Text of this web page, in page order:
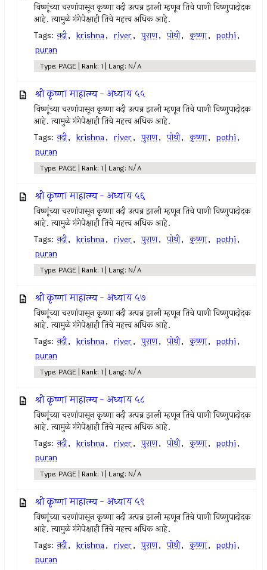
विष्णूंच्या चरणांपासून कृष्णा नदी उत्पन्न झाली म्हणून तिचे पाणी विष्णुपादोदक
आहे. त्यामुळे गंगेपेक्षाही तिचे महत्त्व अधिक आहे.
Tags: नदी, krishna, river, पुराण, पोथी, कृष्णा, pothi,
puran
Type: PAGE | Rank: 1 | Lang: N/A
श्री कृष्णा माहात्म्य - अध्याय ५५
विष्णूंच्या चरणांपासून कृष्णा नदी उत्पन्न झाली म्हणून तिचे पाणी विष्णुपादोदक
आहे. त्यामुळे गंगेपेक्षाही तिचे महत्त्व अधिक आहे.
Tags: नदी, krishna, river, पुराण, पोथी, कृष्णा, pothi,
puran
Type: PAGE | Rank: 1 | Lang: N/A
श्री कृष्णा माहात्म्य - अध्याय ५६
विष्णूंच्या चरणांपासून कृष्णा नदी उत्पन्न झाली म्हणून तिचे पाणी विष्णुपादोदक
आहे. त्यामुळे गंगेपेक्षाही तिचे महत्त्व अधिक आहे.
Tags: नदी, krishna, river, पुराण, पोथी, कृष्णा, pothi,
puran
Type: PAGE | Rank: 1 | Lang: N/A
श्री कृष्णा माहात्म्य - अध्याय ५७
विष्णूंच्या चरणांपासून कृष्णा नदी उत्पन्न झाली म्हणून तिचे पाणी विष्णुपादोदक
आहे. त्यामुळे गंगेपेक्षाही तिचे महत्त्व अधिक आहे.
Tags: नदी, krishna, river, पुराण, पोथी, कृष्णा, pothi,
puran
Type: PAGE | Rank: 1 | Lang: N/A
श्री कृष्णा माहात्म्य - अध्याय ५८
विष्णूंच्या चरणांपासून कृष्णा नदी उत्पन्न झाली म्हणून तिचे पाणी विष्णुपादोदक
आहे. त्यामुळे गंगेपेक्षाही तिचे महत्त्व अधिक आहे.
Tags: नदी, krishna, river, पुराण, पोथी, कृष्णा, pothi,
puran
Type: PAGE | Rank: 1 | Lang: N/A
श्री कृष्णा माहात्म्य - अध्याय ५९
विष्णूंच्या चरणांपासून कृष्णा नदी उत्पन्न झाली म्हणून तिचे पाणी विष्णुपादोदक
आहे. त्यामुळे गंगेपेक्षाही तिचे महत्त्व अधिक आहे.
Tags: नदी, krishna, river, पुराण, पोथी, कृष्णा, pothi,
puran